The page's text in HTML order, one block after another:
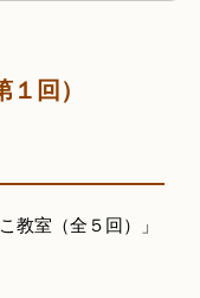
回）
教室（全５回）」